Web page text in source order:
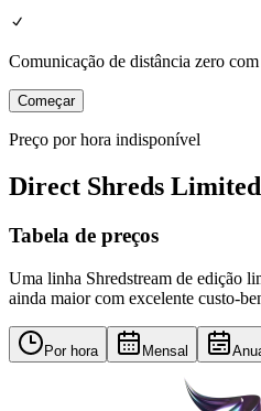
Comunicação de distância zero
Começar
Preço por hora indisponível
Direct Shreds
Tabela de preços
Uma linha Shredstream de edição
ainda maior com excelente custo-
Por hora Mensal